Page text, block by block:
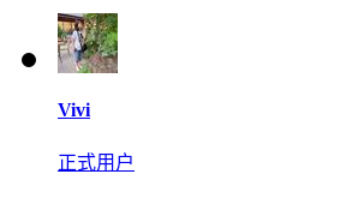
Vivi
正式用户